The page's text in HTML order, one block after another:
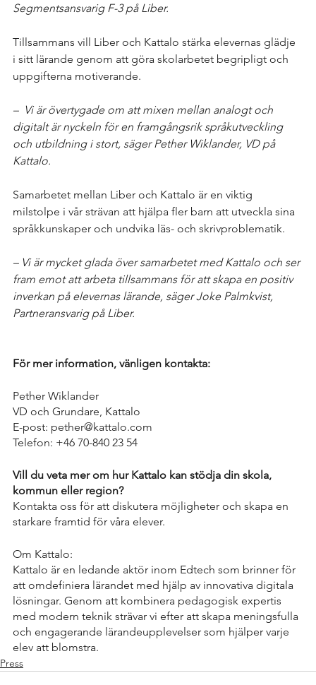
Segmentsansvarig F-3 på Liber.
Tillsammans vill Liber och Kattalo stärka elevernas glädje
i sitt lärande genom att göra skolarbetet begripligt och
uppgifterna motiverande.
–  Vi är övertygade om att mixen mellan analogt och
digitalt är nyckeln för en framgångsrik språkutveckling
och utbildning i stort, säger Pether Wiklander, VD på
Kattalo.
Samarbetet mellan Liber och Kattalo är en viktig
milstolpe i vår strävan att hjälpa fler barn att utveckla sina
språkkunskaper och undvika läs- och skrivproblematik.
– Vi är mycket glada över samarbetet med Kattalo och ser
fram emot att arbeta tillsammans för att skapa en positiv
inverkan på elevernas lärande, säger Joke Palmkvist,
Partneransvarig på Liber.
För mer information, vänligen kontakta:
Pether Wiklander
VD och Grundare, Kattalo
E-post: pether@kattalo.com
Telefon: +46 70-840 23 54
Vill du veta mer om hur Kattalo kan stödja din skola,
kommun eller region?
Kontakta oss för att diskutera möjligheter och skapa en
starkare framtid för våra elever.
Om Kattalo:
Kattalo är en ledande aktör inom Edtech som brinner för
att omdefiniera lärandet med hjälp av innovativa digitala
lösningar. Genom att kombinera pedagogisk expertis
med modern teknik strävar vi efter att skapa meningsfulla
och engagerande lärandeupplevelser som hjälper varje
elev att blomstra.
Press